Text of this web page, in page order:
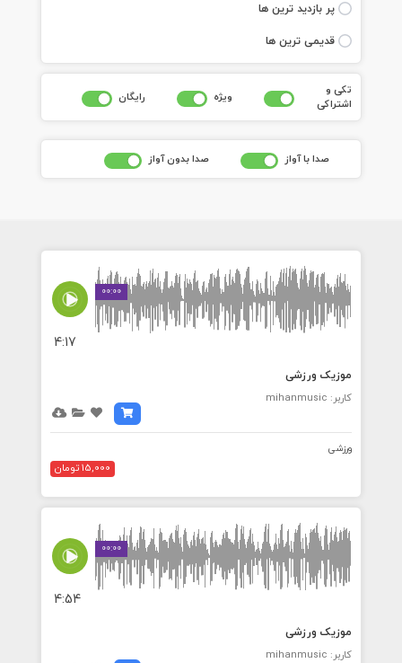
پر بازديد ترين ها
قديمی ترين ها
تکی و
اشتراکی
ويژه رايگان
صدا با آواز صدا بدون آواز
00:00
4:17
موزیک ورزشی
کاربر: mihanmusic
ورزشی
15,000 تومان
00:00
4:54
موزیک ورزشی
کاربر: mihanmusic